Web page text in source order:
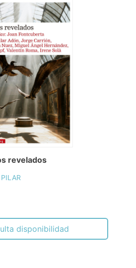
revelados
disponibilidad